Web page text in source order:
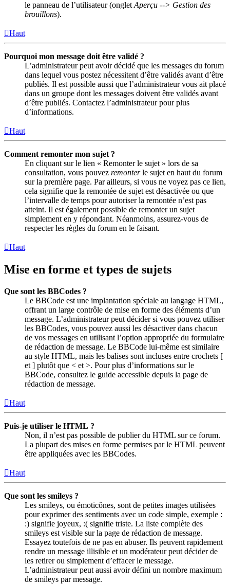
le panneau de l’utilisateur (onglet Aperçu --> Gestion des
brouillons).
Haut
Pourquoi mon message doit être validé ?
L’administrateur peut avoir décidé que les messages du forum
dans lequel vous postez nécessitent d’être validés avant d’être
publiés. Il est possible aussi que l’administrateur vous ait placé
dans un groupe dont les messages doivent être validés avant
d’être publiés. Contactez l’administrateur pour plus
d’informations.
Haut
Comment remonter mon sujet ?
En cliquant sur le lien « Remonter le sujet » lors de sa
consultation, vous pouvez remonterle sujet en haut du forum
sur la première page. Par ailleurs, si vous ne voyez pas ce lien,
cela signifie que la remontée de sujet est désactivée ou que
l’intervalle de temps pour autoriser la remontée n’est pas
atteint. Il est également possible de remonter un sujet
simplement en y répondant. Néanmoins, assurez-vous de
respecter les règles du forum en le faisant.
Haut
Mise en forme et types de sujets
Que sont les BBCodes ?
Le BBCode est une implantation spéciale au langage HTML,
offrant un large contrôle de mise en forme des éléments d’un
message. L’administrateur peut décider si vous pouvez utiliser
les BBCodes, vous pouvez aussi les désactiver dans chacun
de vos messages en utilisant l’option appropriée du formulaire
de rédaction de message. Le BBCode lui-même est similaire
au style HTML, mais les balises sont incluses entre crochets [
et ] plutôt que < et >. Pour plus d’informations sur le
BBCode, consultez le guide accessible depuis la page de
rédaction de message.
Haut
Puis-je utiliser le HTML ?
Non, il n’est pas possible de publier du HTML sur ce forum.
La plupart des mises en forme permises par le HTML peuvent
être appliquées avec les BBCodes.
Haut
Que sont les smileys ?
Les smileys, ou émoticônes, sont de petites images utilisées
pour exprimer des sentiments avec un code simple, exemple :
:) signifie joyeux, :( signifie triste. La liste complète des
smileys est visible sur la page de rédaction de message.
Essayez toutefois de ne pas en abuser. Ils peuvent rapidement
rendre un message illisible et un modérateur peut décider de
les retirer ou simplement d’effacer le message.
L’administrateur peut aussi avoir défini un nombre maximum
de smileys par message.